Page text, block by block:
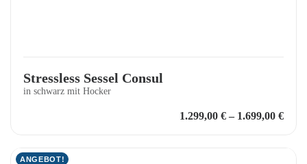
Stressless Sessel Consul
in schwarz mit Hocker
1.299,00 € – 1.699,00 €
ANGEBOT!